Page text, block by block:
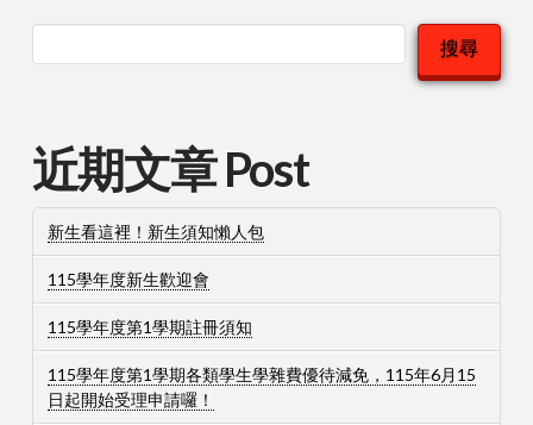
搜尋
近期文章 Post
新生看這裡！新生須知懶人包
115學年度新生歡迎會
115學年度第1學期註冊須知
115學年度第1學期各類學生學雜費優待減免，115年6月15
日起開始受理申請囉！